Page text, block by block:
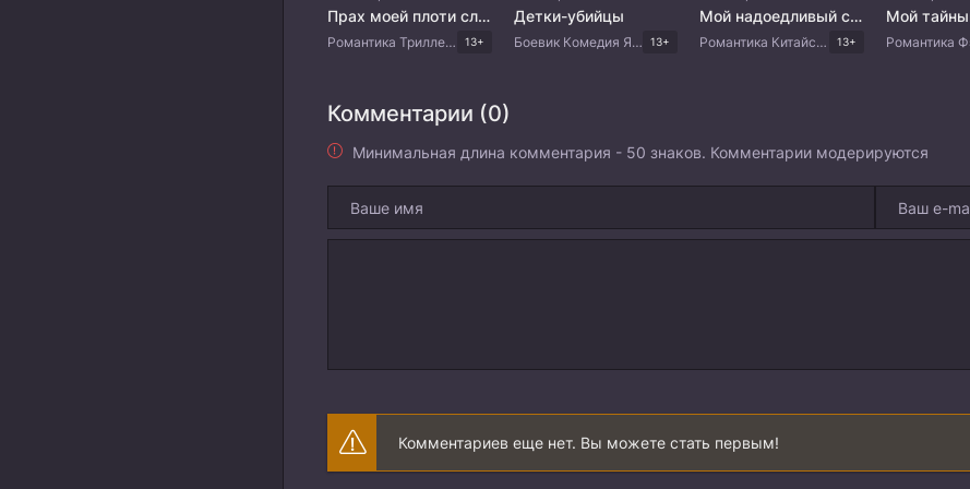
Прах моей плоти словно огромная галактика
Романтика Триллер Драма Японские дорамы 13+
Детки-убийцы
Боевик Комедия Японские дорамы 13+
Мой надоедливый сосед по комнате
Романтика Китайские дорамы 13+
Комментарии (0)
Минимальная длина комментария - 50 знаков. Комментарии модерируются
Комментариев еще нет. Вы можете стать первым!